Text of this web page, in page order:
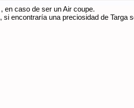
en caso de ser un Air coupe.
si encontraría una preciosidad de Targa